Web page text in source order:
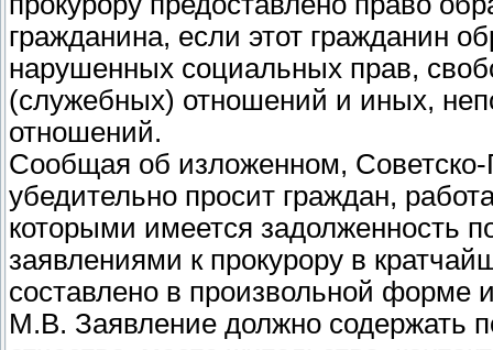
гражданина, если этот гражданин
нарушенных социальных прав,
(служебных) отношений и иных,
отношений.
Сообщая об изложенном, Советско-
убедительно просит граждан,
которыми имеется задолженность
заявлениями к прокурору в
составлено в произвольной форме
М.В. Заявление должно содержать